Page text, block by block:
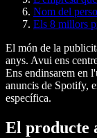
Nom del
Els 8 millors
El món de la
anys. Avui ens
Ens endinsarem en
anuncis de Spotify,
específica.
El producte